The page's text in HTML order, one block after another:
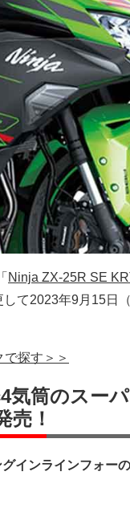
Ninja ZX-25R SE
て2023年9月15日
探す＞＞
気筒のスー
売！
インラインフォー